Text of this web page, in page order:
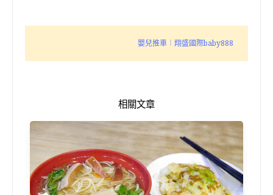
嬰兒推車︱翔盛國際baby888
相關文章